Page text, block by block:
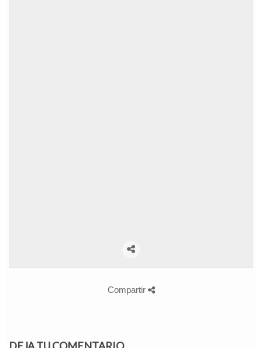
Compartir